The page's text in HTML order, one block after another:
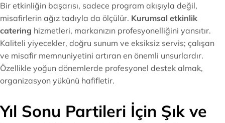
Bir etkinliğin başarısı, sadece program akışıyla değil,
misafirlerin ağız tadıyla da ölçülür. Kurumsal etkinlik
catering hizmetleri, markanızın profesyonelliğini yansıtır.
Kaliteli yiyecekler, doğru sunum ve eksiksiz servis; çalışan
ve misafir memnuniyetini artıran en önemli unsurlardır.
Özellikle yoğun dönemlerde profesyonel destek almak,
organizasyon yükünü hafifletir.
Yıl Sonu Partileri İçin Şık ve